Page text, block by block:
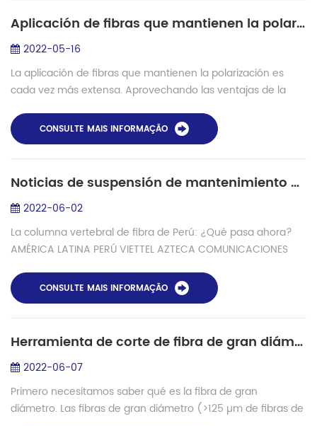
Aplicación de fibras que mantienen la polarización
2022-05-16
La aplicación de fibras que mantienen la polarización es
cada vez más extensa. Aprovechando las ventajas de la
aplicaciones más significativ...
CONSULTE MAIS INFORMAÇÃO
Noticias de suspensión de mantenimiento de red de fibra troncal de Perú - proyectos de fusionadoras
2022-06-02
La columna vertebral de fibra de Perú: ¿Qué pasa ahora?
AMÉRICA LATINA PERÚ VIETTEL AZTECA COMUNICACIONES
RDNFO SATELITAL TELECOMUNICACIONES Backbone...
CONSULTE MAIS INFORMAÇÃO
Herramienta de corte de fibra de gran diámetro
2022-06-07
Primero necesitamos saber qué es la fibra de gran
diámetro. Las fibras de gran diámetro (>125 µm de fibras de